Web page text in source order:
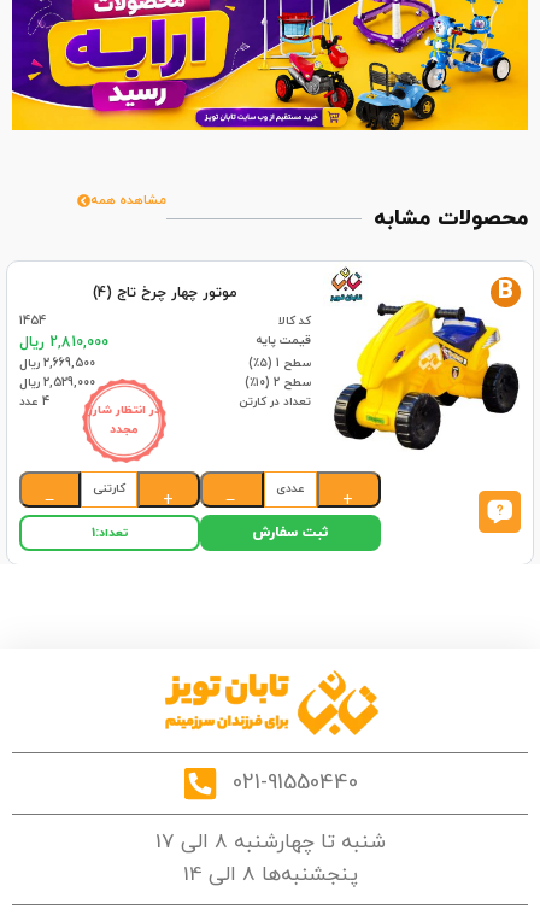
محصولات مشابه
مشاهده همه
در انتظار شارژ
مجدد
موتور چهار چرخ تاج (4)
کد کالا
1454
قیمت پایه
2,810,000 ریال
سطح 1 (۵٪)
2,669,500 ریال
سطح 2 (۱۰٪)
2,529,000 ریال
تعداد در کارتن
4 عدد
B
+
عددی
−
+
کارتنی
−
ثبت سفارش تعداد:1
021-91550440
شنبه تا چهارشنبه 8 الی 17
پنجشنبه‌ها 8 الی 14